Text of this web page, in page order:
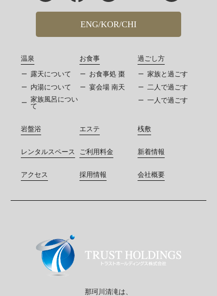
温泉
露天について
内湯について
家族風呂につい
て
お食事
お食事処 棗
宴会場 南天
過ごし方
家族と過ごす
二人で過ごす
一人で過ごす
ENG/KOR/CHI
岩盤浴 エステ 桟敷
レンタルスペース ご利用料金 新着情報
アクセス 採用情報 会社概要
那珂川清滝は、